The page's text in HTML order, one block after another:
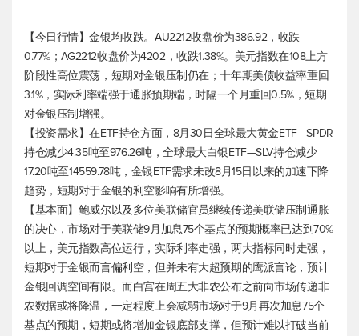
【今日行情】金银均收跌。AU2212收盘价为386.92，收跌
0.77%；AG2212收盘价为4202，收跌1.38%。 美元指数在108上方
阶段性高位震荡，短期对金银压制仍在；十年期美债收益率重回
3.1%，实际利率端强于通胀预期端，时隔一个月重回0.5%，短期
对金银压制增强。
【投资需求】在ETF持仓方面，8月30日全球最大黄金ETF—SPDR
持仓减少4.35吨至976.26吨，全球最大白银ETF—SLV持仓减少
17.20吨至14559.78吨，金银ETF需求未改8月15日以来的加速下降
趋势，短期对于金银的利空影响有所增强。
【基本面】鲍威尔以及多位美联储官员继续传递美联储压制通胀
的决心，市场对于美联储9月加息75个基点的预期概率已达到70%
以上， 美元指数高位运行，实际利率走强，两大指标同时走强，
短期对于金银而言偏利空，但并未有大超预期的鹰派言论，预计
金银回调空间有限。而白宫在周五大非农公布之前向市场传递非
农数据或将降温，一定程度上会减弱市场对于9月再次加息75个
基点的预期，短期或将增加金银底部支撑，但预计难以打破当前